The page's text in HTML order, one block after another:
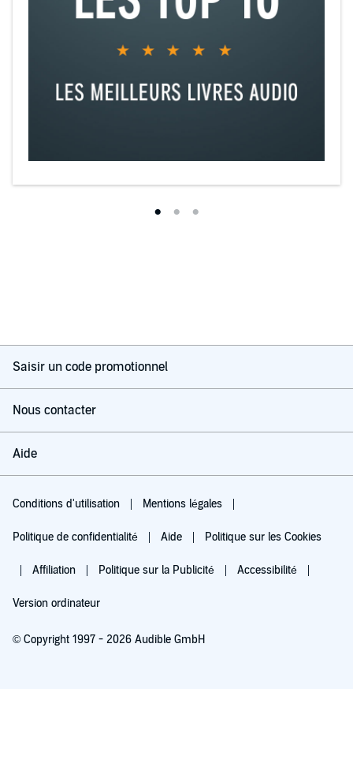
Saisir un code promotionnel
Nous contacter
Aide
Conditions d'utilisation Mentions légales
Politique de confidentialité Aide Politique sur les Cookies
Affiliation Politique sur la Publicité Accessibilité
Version ordinateur
© Copyright 1997 - 2026 Audible GmbH